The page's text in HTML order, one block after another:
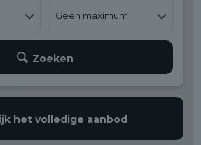
Zoeken
het volledige aanbod